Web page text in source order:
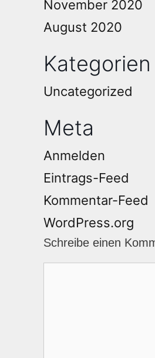
November 2020
August 2020
Kategorien
Uncategorized
Meta
Anmelden
Eintrags-Feed
Kommentar-Feed
WordPress.org
Schreibe einen